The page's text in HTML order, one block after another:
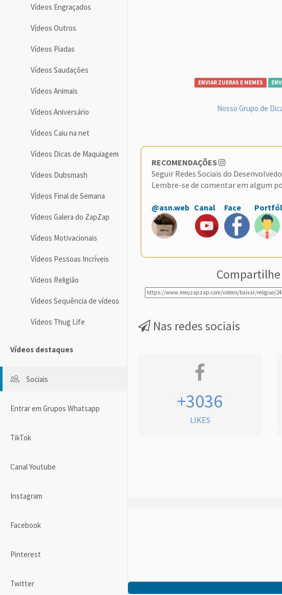
Vídeos Engraçados
Vídeos Outros
Vídeos Piadas
Vídeos Saudações
Vídeos Animais
Vídeos Aniversário
Vídeos Caiu na net
Vídeos Dicas de Maquiagem
Vídeos Dubsmash
Vídeos Final de Semana
Vídeos Galera do ZapZap
Vídeos Motivacionais
Vídeos Pessoas Incríveis
Vídeos Religião
Vídeos Sequência de vídeos
Vídeos Thug Life
Vídeos destaques
Sociais
Entrar em Grupos Whatsapp
TikTok
Canal Youtube
Instagram
Facebook
Pinterest
Twitter
ENVIAR ZUERAS E MEMES
Nosso Grupo de
RECOMENDAÇÕES
Seguir Redes Sociais do
Lembre-se de comentar em algum
@asn.web Canal Face
Nas redes sociais
+3036
LIKES